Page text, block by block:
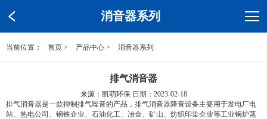
消音器系列
当前位置： 首页 > 产品中心 > 消音器系列
排气消音器
来源：凯萌环保 日期：2023-02-18
排气消音器是一款抑制排气噪音的产品，排气消音器降音设备主要用于发电厂电
站、热电公司、钢铁企业、石油化工、冶金、矿山、纺织印染企业等工业锅炉蒸